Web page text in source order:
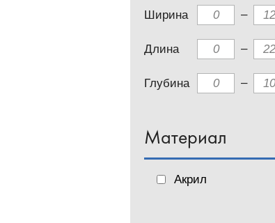
Ширина –
Длина –
Глубина –
Материал
Акрил